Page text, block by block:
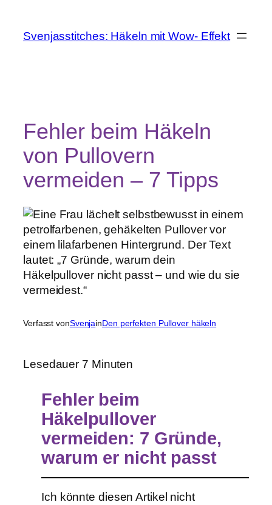
springen
Svenjasstitches: Häkeln mit Wow- Effekt
Fehler beim Häkeln
von Pullovern
vermeiden – 7 Tipps
Verfasst vonSvenjainDen perfekten Pullover häkeln
Lesedauer 7 Minuten
Fehler beim
Häkelpullover
vermeiden: 7 Gründe,
warum er nicht passt
Ich könnte diesen Artikel nicht